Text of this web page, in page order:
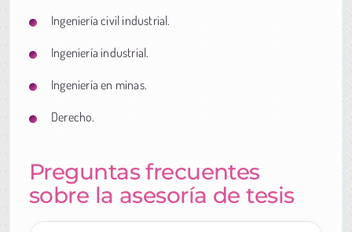
Ingeniería civil industrial.
Ingeniería industrial.
Ingeniería en minas.
Derecho.
Preguntas frecuentes
sobre la asesoría de tesis